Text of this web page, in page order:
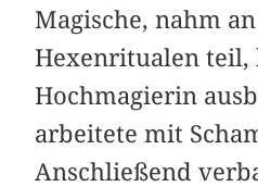
Magische, nahm
Hexenritualen teil,
Hochmagierin
arbeitete mit
Anschließend